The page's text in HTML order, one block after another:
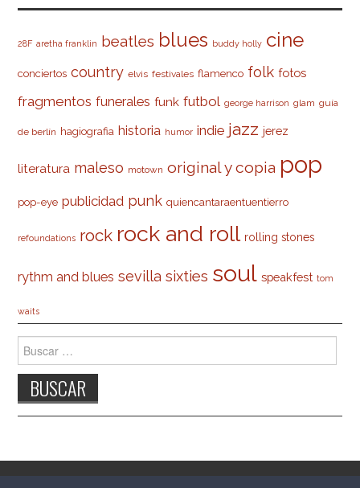
28F aretha franklin beatles blues buddy holly cine
conciertos country elvis festivales flamenco folk fotos
fragmentos funerales funk futbol george harrison glam guía
de berlín hagiografia historia humor indie jazz jerez
literatura maleso motown original y copia pop
pop-eye publicidad punk quiencantaraentuentierro
refoundations rock rock and roll rolling stones
rythm and blues sevilla sixties soul speakfest tom
waits
Buscar: